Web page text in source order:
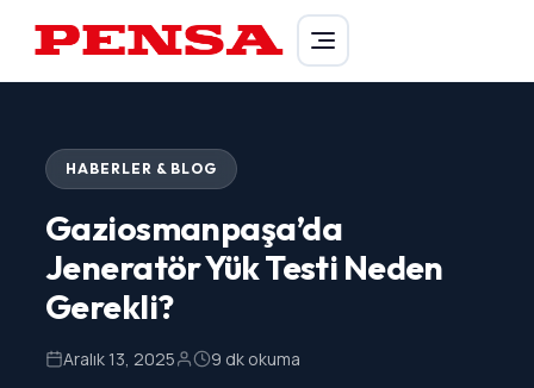
PENSA Generator
HABERLER & BLOG
Gaziosmanpaşa’da
Jeneratör Yük Testi Neden
Gerekli?
Aralık 13, 2025 9 dk okuma